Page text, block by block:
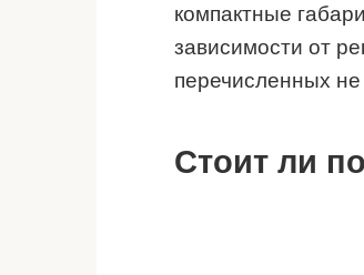
компактные
зависимости от
перечисленных
Стоит ли